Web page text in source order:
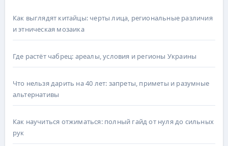
Как выглядят китайцы: черты лица, региональные различия
и этническая мозаика
Где растёт чабрец: ареалы, условия и регионы Украины
Что нельзя дарить на 40 лет: запреты, приметы и разумные
альтернативы
Как научиться отжиматься: полный гайд от нуля до сильных
рук